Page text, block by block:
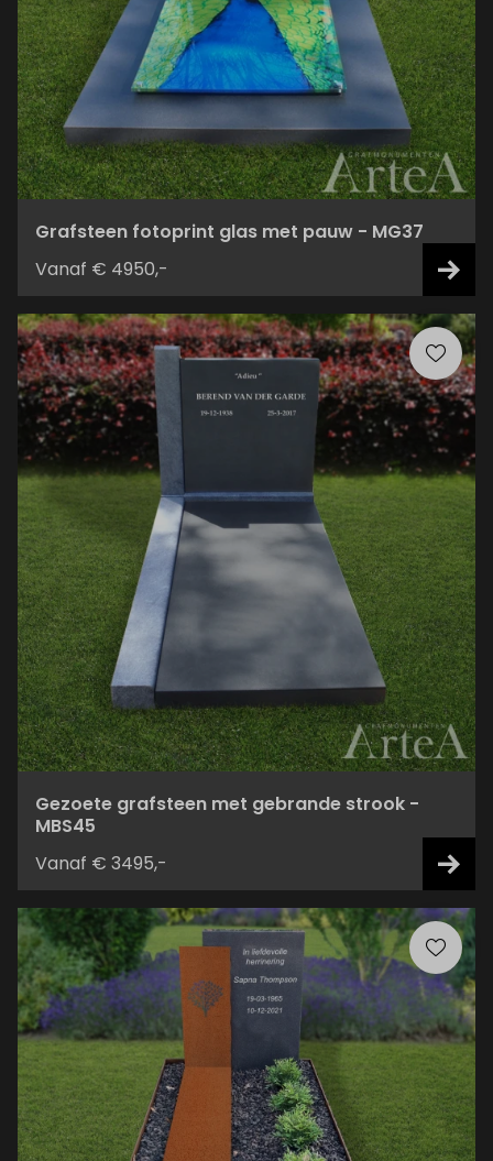
Grafsteen fotoprint glas met pauw - MG37
Vanaf € 4950,-
Gezoete grafsteen met gebrande strook -
MBS45
Vanaf € 3495,-